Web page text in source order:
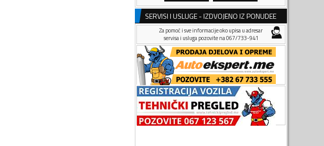
SERVISI I USLUGE - IZDVOJENO IZ PONUDEE
Za pomoć i sve informacije oko upisa u adresar
servisa i usluga pozovite na 067/733-941